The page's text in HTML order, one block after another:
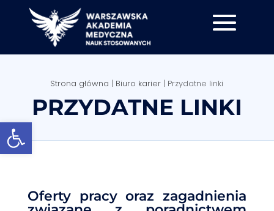
Strona główna | Biuro karier | Przydatne linki
PRZYDATNE LINKI
Oferty pracy oraz zagadnienia
Otwórz pasek narzędzi